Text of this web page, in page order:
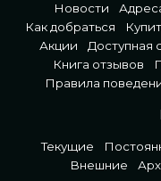
Новости
Как добраться
Акции
Доступная
Книга отзывов
Правила
Текущие
Внешние